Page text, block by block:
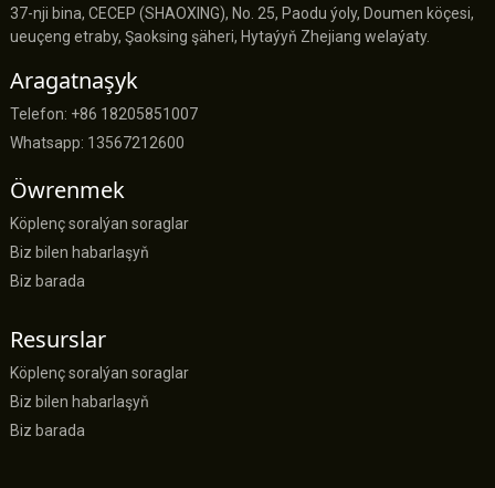
37-nji bina, CECEP (SHAOXING), No. 25, Paodu ýoly, Doumen köçesi,
ueuçeng etraby, Şaoksing şäheri, Hytaýyň Zhejiang welaýaty.
Aragatnaşyk
Telefon: +86 18205851007
Whatsapp: 13567212600
Öwrenmek
Köplenç soralýan soraglar
Biz bilen habarlaşyň
Biz barada
Resurslar
Köplenç soralýan soraglar
Biz bilen habarlaşyň
Biz barada